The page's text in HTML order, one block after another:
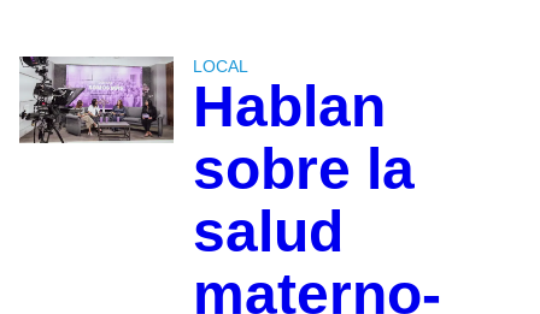
LOCAL
Hablan
sobre la
salud
materno-